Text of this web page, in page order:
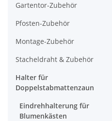
Gartentor-Zubehör
Pfosten-Zubehör
Montage-Zubehör
Stacheldraht & Zubehör
Halter für
Doppelstabmattenzaun
Eindrehhalterung für
Blumenkästen